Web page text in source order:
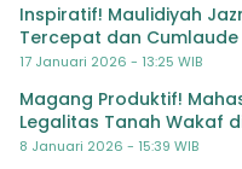
Inspiratif! Maulidiyah
Tercepat dan Cumlaude
17 Januari 2026 - 13:25 WIB
Magang Produktif!
Legalitas Tanah Wakaf
8 Januari 2026 - 15:39 WIB